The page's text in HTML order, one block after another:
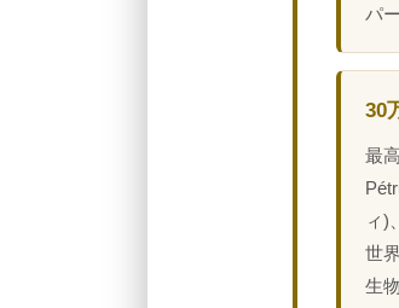
パ
30
最
ィ)
世
生物